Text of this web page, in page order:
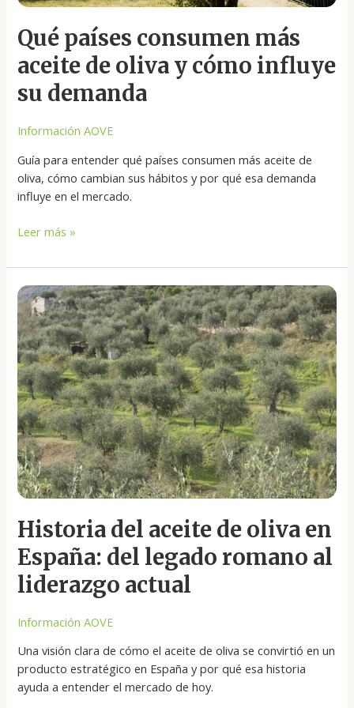
Qué países consumen más
aceite de oliva y cómo influye
su demanda
Información AOVE
Guía para entender qué países consumen más aceite de
oliva, cómo cambian sus hábitos y por qué esa demanda
influye en el mercado.
Leer más »
Historia del aceite de oliva en
España: del legado romano al
liderazgo actual
Información AOVE
Una visión clara de cómo el aceite de oliva se convirtió en un
producto estratégico en España y por qué esa historia
ayuda a entender el mercado de hoy.
Historia
del
aceite
de
oliva
en
España:
del
legado
romano
al
liderazgo